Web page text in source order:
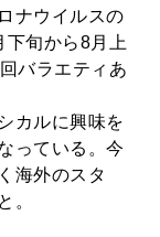
ナウイルスの
下旬から8月上
バラエティあ
カルに興味を
っている。今
海外のスタ
。